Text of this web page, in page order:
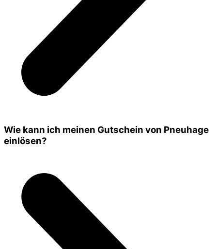
Wie kann ich meinen Gutschein von Pneuhage
einlösen?